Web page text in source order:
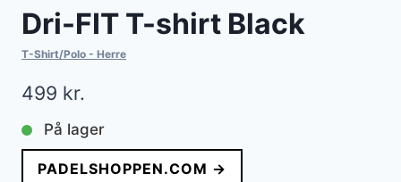
Dri-FIT T-shirt Black
T-Shirt/Polo - Herre
499 kr.
På lager
PADELSHOPPEN.COM →